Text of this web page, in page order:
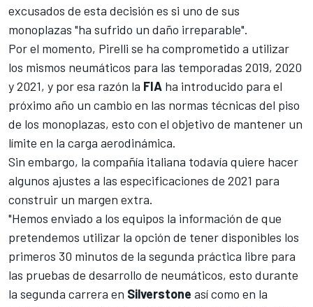
excusados de esta decisión es si uno de sus
monoplazas "ha sufrido un daño irreparable".
Por el momento, Pirelli se ha comprometido a utilizar
los mismos neumáticos para las temporadas 2019, 2020
y 2021, y por esa razón la FIA ha introducido para el
próximo año un cambio en las normas técnicas del piso
de los monoplazas, esto con el objetivo de mantener un
límite en la carga aerodinámica.
Sin embargo, la compañía italiana todavía quiere hacer
algunos ajustes a las especificaciones de 2021 para
construir un margen extra.
"Hemos enviado a los equipos la información de que
pretendemos utilizar la opción de tener disponibles los
primeros 30 minutos de la segunda práctica libre para
las pruebas de desarrollo de neumáticos, esto durante
la segunda carrera en Silverstone así como en la